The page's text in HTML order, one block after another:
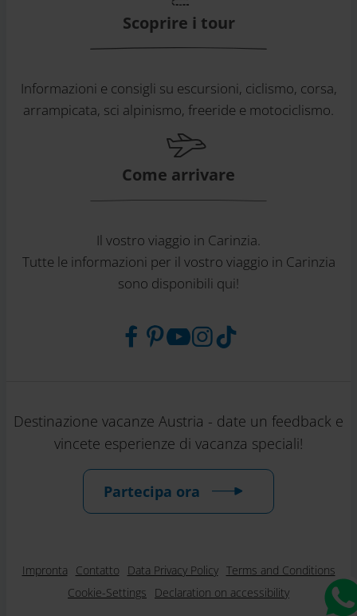
Scoprire i tour
Informazioni e consigli su escursioni, ciclismo, corsa,
arrampicata, sci alpinismo, freeride e motociclismo.
Come arrivare
Il vostro viaggio in Carinzia.
Tutte le informazioni per il vostro viaggio in Carinzia
sono disponibili qui!
Destinazione vacanze Austria - date un feedback e
vincete esperienze di vacanza speciali!
Partecipa ora
Impronta Contatto Data Privacy Policy Terms and Conditions
Cookie-Settings
Declaration on accessibility